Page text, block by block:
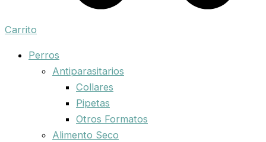
Carrito
Perros
Antiparasitarios
Collares
Pipetas
Otros Formatos
Alimento Seco